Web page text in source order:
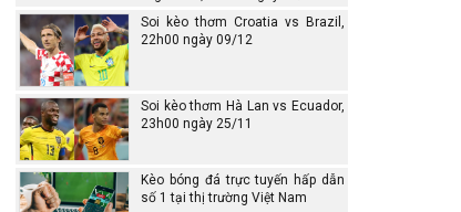
Soi kèo thơm Croatia vs Brazil,
22h00 ngày 09/12
Soi kèo thơm Hà Lan vs Ecuador,
23h00 ngày 25/11
Kèo bóng đá trực tuyến hấp dẫn
số 1 tại thị trường Việt Nam